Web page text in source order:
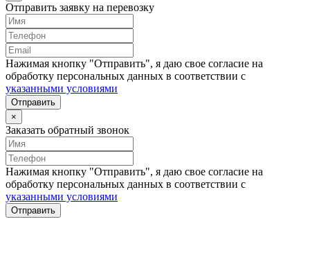
Отправить заявку на перевозку
Нажимая кнопку "Отправить", я даю свое согласие на
обработку персональных данных в соответствии с
указанными условиями
Отправить
×
Заказать обратный звонок
Нажимая кнопку "Отправить", я даю свое согласие на
обработку персональных данных в соответствии с
указанными условиями
Отправить